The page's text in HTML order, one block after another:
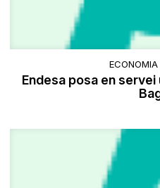
ECONOMIA
Endesa posa en